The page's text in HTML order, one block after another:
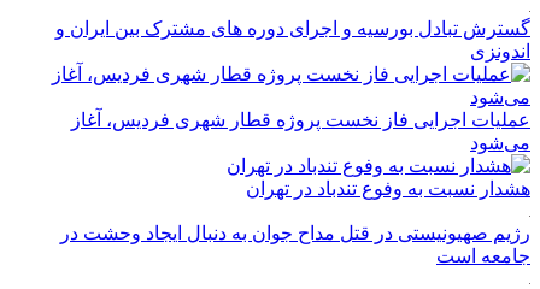
گسترش تبادل بورسیه و اجرای دوره های مشترک بین ایران و
اندونزی
عملیات اجرایی فاز نخست پروژه قطار شهری فردیس، آغاز
می‌شود
هشدار نسبت به وفوع تندباد در تهران
رژیم صهیونیستی در قتل مداح جوان به دنبال ایجاد وحشت در
جامعه است